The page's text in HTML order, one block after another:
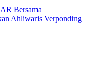
Bersama
Ahliwaris Verponding